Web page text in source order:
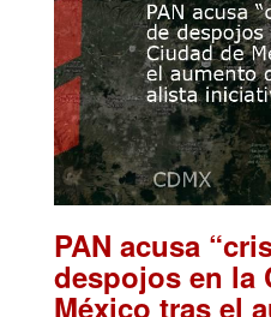
PAN acusa
despojos en la
México tras el